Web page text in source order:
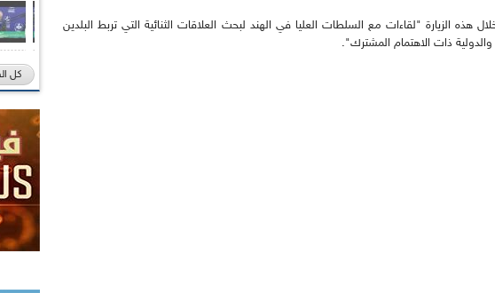
هذه الزيارة "لقاءات مع السلطات العليا في الهند لبحث العلاقات الثنائية التي تربط البلدين
والدولية ذات الاهتمام المشترك".
كل